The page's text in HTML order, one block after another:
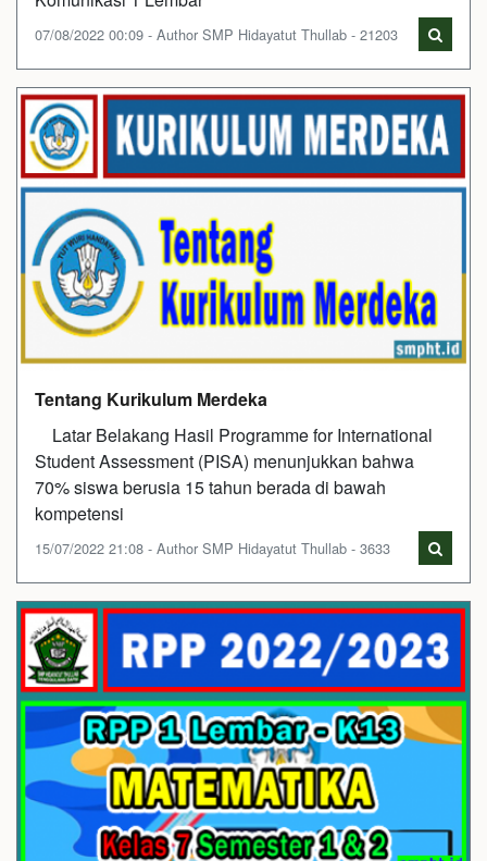
07/08/2022 00:09 - Author SMP Hidayatut Thullab - 21203
Tentang Kurikulum Merdeka
Latar Belakang Hasil Programme for International
Student Assessment (PISA) menunjukkan bahwa
70% siswa berusia 15 tahun berada di bawah
kompetensi
15/07/2022 21:08 - Author SMP Hidayatut Thullab - 3633